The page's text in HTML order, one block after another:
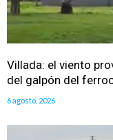
Villada: el viento
del galpón del
6 agosto, 2026